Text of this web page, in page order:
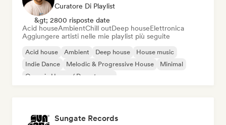
Curatore Di Playlist
&gt; 2800 risposte date
Acid houseAmbientChill outDeep houseElettronica
Aggiungere artisti nelle mie playlist più seguite
Acid house Ambient Deep house
House music
Indie Dance
Melodic & Progressive House
Minimal
Organic House / Downtempo
Sungate Records